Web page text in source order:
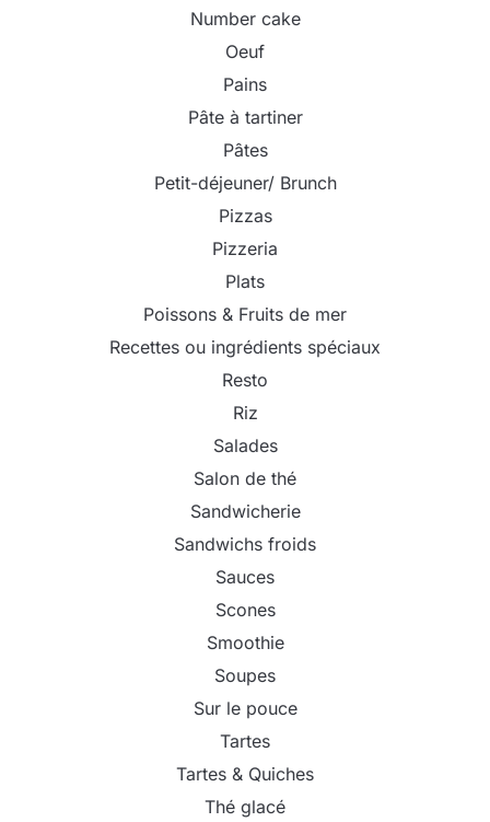
Number cake
Oeuf
Pains
Pâte à tartiner
Pâtes
Petit-déjeuner/ Brunch
Pizzas
Pizzeria
Plats
Poissons & Fruits de mer
Recettes ou ingrédients spéciaux
Resto
Riz
Salades
Salon de thé
Sandwicherie
Sandwichs froids
Sauces
Scones
Smoothie
Soupes
Sur le pouce
Tartes
Tartes & Quiches
Thé glacé